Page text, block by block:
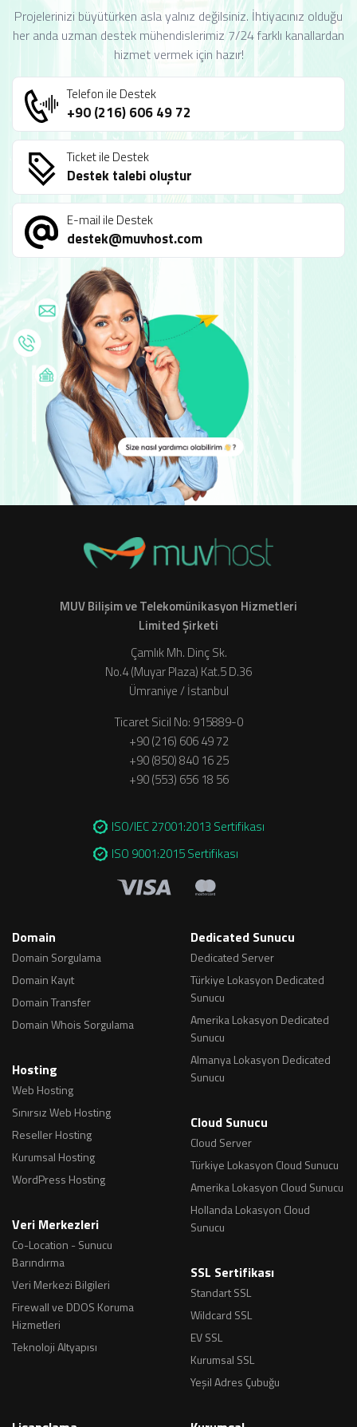
Projelerinizi büyütürken asla yalnız değilsiniz. İhtiyacınız olduğu
her anda uzman destek mühendislerimiz 7/24 farklı kanallardan
hizmet vermek için hazır!
Telefon ile Destek
+90 (216) 606 49 72
Ticket ile Destek
Destek talebi oluştur
E-mail ile Destek
destek@muvhost.com
MUV Bilişim ve Telekomünikasyon Hizmetleri
Limited Şirketi
Çamlık Mh. Dinç Sk.
No.4 (Muyar Plaza) Kat.5 D.36
Ümraniye / İstanbul
Ticaret Sicil No: 915889-0
+90 (216) 606 49 72
+90 (850) 840 16 25
+90 (553) 656 18 56
ISO/IEC 27001:2013 Sertifikası
ISO 9001:2015 Sertifikası
Domain
Domain Sorgulama
Domain Kayıt
Domain Transfer
Domain Whois Sorgulama
Hosting
Web Hosting
Sınırsız Web Hosting
Reseller Hosting
Kurumsal Hosting
WordPress Hosting
Veri Merkezleri
Co-Location - Sunucu
Barındırma
Veri Merkezi Bilgileri
Firewall ve DDOS Koruma
Hizmetleri
Teknoloji Altyapısı
Dedicated Sunucu
Dedicated Server
Türkiye Lokasyon Dedicated
Sunucu
Amerika Lokasyon Dedicated
Sunucu
Almanya Lokasyon Dedicated
Sunucu
Cloud Sunucu
Cloud Server
Türkiye Lokasyon Cloud Sunucu
Amerika Lokasyon Cloud Sunucu
Hollanda Lokasyon Cloud
Sunucu
SSL Sertifikası
Standart SSL
Wildcard SSL
EV SSL
Kurumsal SSL
Yeşil Adres Çubuğu